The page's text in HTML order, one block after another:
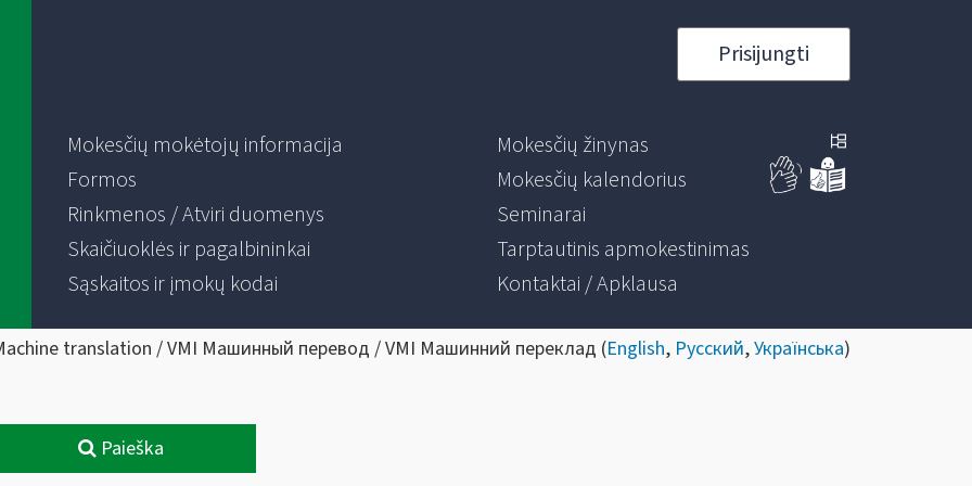
Prisijungti
Mokesčių mokėtojų informacija
Formos
Rinkmenos / Atviri duomenys
Skaičiuoklės ir pagalbininkai
Sąskaitos ir įmokų kodai
Mokesčių žinynas
Mokesčių kalendorius
Seminarai
Tarptautinis apmokestinimas
Kontaktai / Apklausa
translation / VMI Машинный перевод / VMI Машинний переклад (English, Русский,Українська)
Paieška